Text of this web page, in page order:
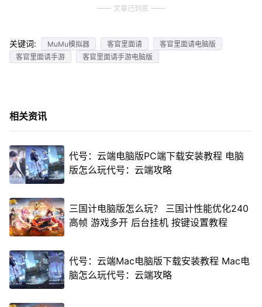
文章已到底
关键词: MuMu模拟器 客官里面请
客官里面请电脑版
客官里面请手游
客官里面请手游电脑版
相关资讯
代号：云端电脑版PC端下载安装教程 电脑
版怎么玩代号：云端攻略
三国计电脑版怎么玩？ 三国计性能优化240
高帧 游戏多开 后台挂机 按键设置教程
代号：云端Mac电脑版下载安装教程 Mac电
脑怎么玩代号：云端攻略